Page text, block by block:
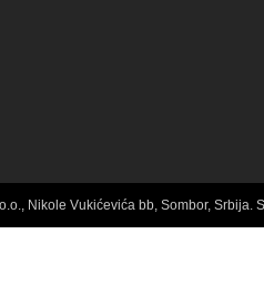
Nikole Vukićevića bb, Sombor, Srbija.